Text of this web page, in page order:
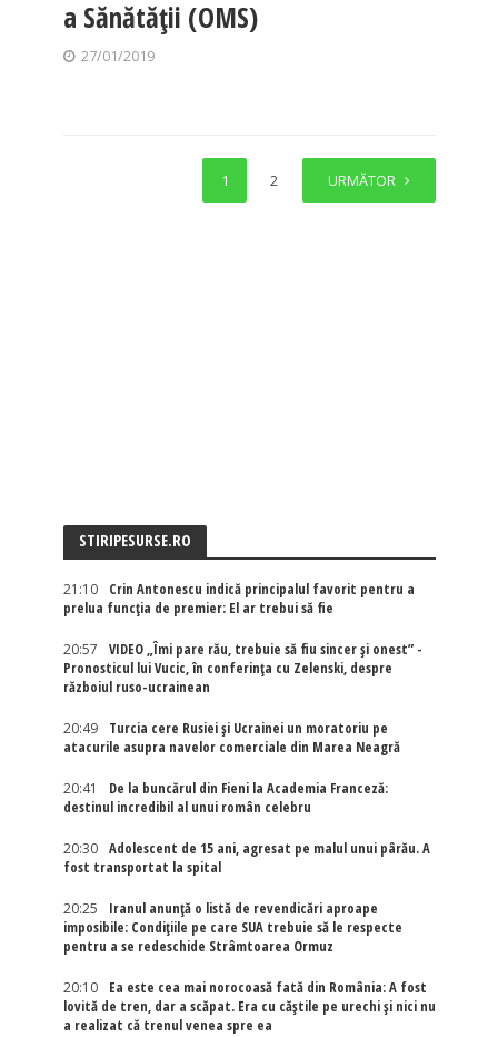
a Sănătății (OMS)
27/01/2019
1 2 URMĂTOR
STIRIPESURSE.RO
21:10
Crin Antonescu indică principalul favorit pentru a
prelua funcția de premier: El ar trebui să fie
20:57
VIDEO „Îmi pare rău, trebuie să fiu sincer și onest” -
Pronosticul lui Vucic, în conferința cu Zelenski, despre
războiul ruso-ucrainean
20:49
Turcia cere Rusiei și Ucrainei un moratoriu pe
atacurile asupra navelor comerciale din Marea Neagră
20:41
De la buncărul din Fieni la Academia Franceză:
destinul incredibil al unui român celebru
20:30
Adolescent de 15 ani, agresat pe malul unui pârău. A
fost transportat la spital
20:25
Iranul anunță o listă de revendicări aproape
imposibile: Condițiile pe care SUA trebuie să le respecte
pentru a se redeschide Strâmtoarea Ormuz
20:10
Ea este cea mai norocoasă fată din România: A fost
lovită de tren, dar a scăpat. Era cu căștile pe urechi și nici nu
a realizat că trenul venea spre ea